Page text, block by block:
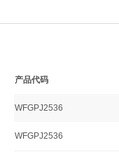
产品代码
WFGPJ2536
WFGPJ2536